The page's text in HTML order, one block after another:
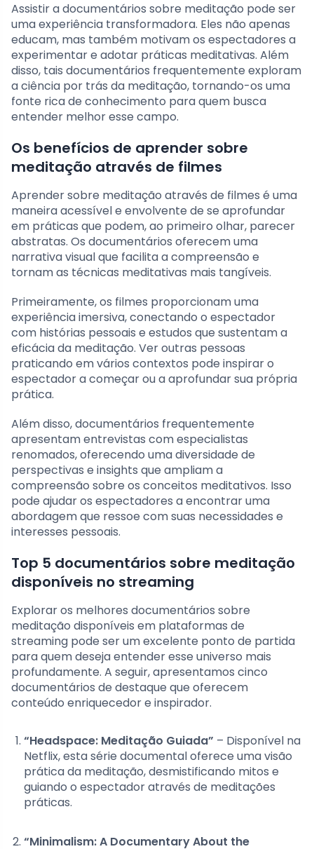
Assistir a documentários sobre meditação pode ser
uma experiência transformadora. Eles não apenas
educam, mas também motivam os espectadores a
experimentar e adotar práticas meditativas. Além
disso, tais documentários frequentemente exploram
a ciência por trás da meditação, tornando-os uma
fonte rica de conhecimento para quem busca
entender melhor esse campo.
Os benefícios de aprender sobre
meditação através de filmes
Aprender sobre meditação através de filmes é uma
maneira acessível e envolvente de se aprofundar
em práticas que podem, ao primeiro olhar, parecer
abstratas. Os documentários oferecem uma
narrativa visual que facilita a compreensão e
tornam as técnicas meditativas mais tangíveis.
Primeiramente, os filmes proporcionam uma
experiência imersiva, conectando o espectador
com histórias pessoais e estudos que sustentam a
eficácia da meditação. Ver outras pessoas
praticando em vários contextos pode inspirar o
espectador a começar ou a aprofundar sua própria
prática.
Além disso, documentários frequentemente
apresentam entrevistas com especialistas
renomados, oferecendo uma diversidade de
perspectivas e insights que ampliam a
compreensão sobre os conceitos meditativos. Isso
pode ajudar os espectadores a encontrar uma
abordagem que ressoe com suas necessidades e
interesses pessoais.
Top 5 documentários sobre meditação
disponíveis no streaming
Explorar os melhores documentários sobre
meditação disponíveis em plataformas de
streaming pode ser um excelente ponto de partida
para quem deseja entender esse universo mais
profundamente. A seguir, apresentamos cinco
documentários de destaque que oferecem
conteúdo enriquecedor e inspirador.
“Headspace: Meditação Guiada” – Disponível na
Netflix, esta série documental oferece uma visão
prática da meditação, desmistificando mitos e
guiando o espectador através de meditações
práticas.
“Minimalism: A Documentary About the